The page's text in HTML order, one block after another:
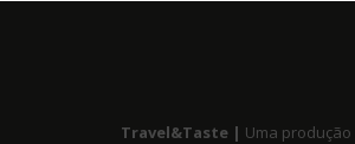
Travel&Taste | Uma produção